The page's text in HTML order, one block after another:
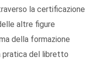
la certificazione
altre figure
della formazione
pratica del libretto